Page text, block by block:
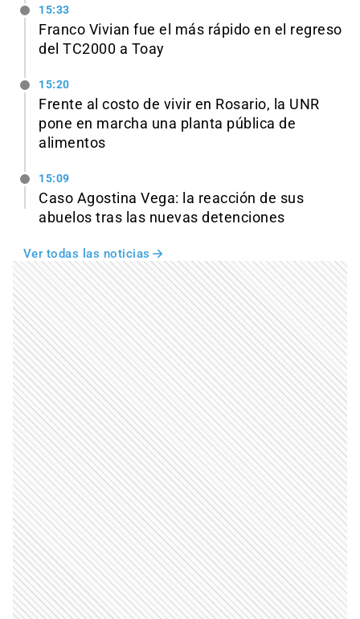
15:33
Franco Vivian fue el más rápido en el regreso
del TC2000 a Toay
15:20
Frente al costo de vivir en Rosario, la UNR
pone en marcha una planta pública de
alimentos
15:09
Caso Agostina Vega: la reacción de sus
abuelos tras las nuevas detenciones
Ver todas las noticias